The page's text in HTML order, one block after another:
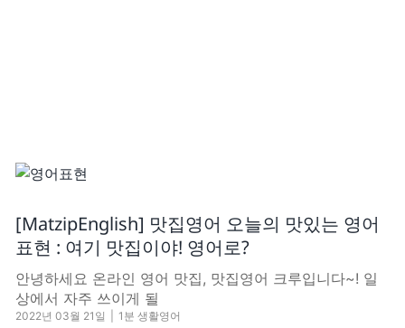
[MatzipEnglish] 맛집영어 오늘의 맛있는 영어
표현 : 여기 맛집이야! 영어로?
안녕하세요 온라인 영어 맛집, 맛집영어 크루입니다~! 일
상에서 자주 쓰이게 될
2022년 03월 21일 1분 생활영어